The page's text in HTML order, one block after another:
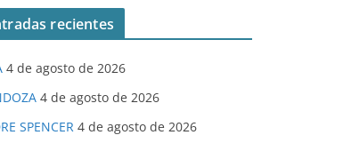
recientes
4 de agosto de 2026
4 de agosto de 2026
SPENCER 4 de agosto de 2026